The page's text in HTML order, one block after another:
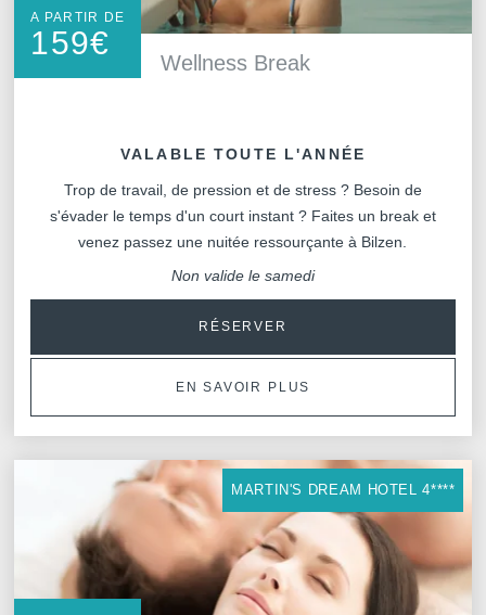
Wellness Break
A PARTIR DE
159€
VALABLE TOUTE L'ANNÉE
Trop de travail, de pression et de stress ? Besoin de
s'évader le temps d'un court instant ? Faites un break et
venez passez une nuitée ressourçante à Bilzen.
Non valide le samedi
RÉSERVER
EN SAVOIR PLUS
MARTIN'S DREAM HOTEL 4****